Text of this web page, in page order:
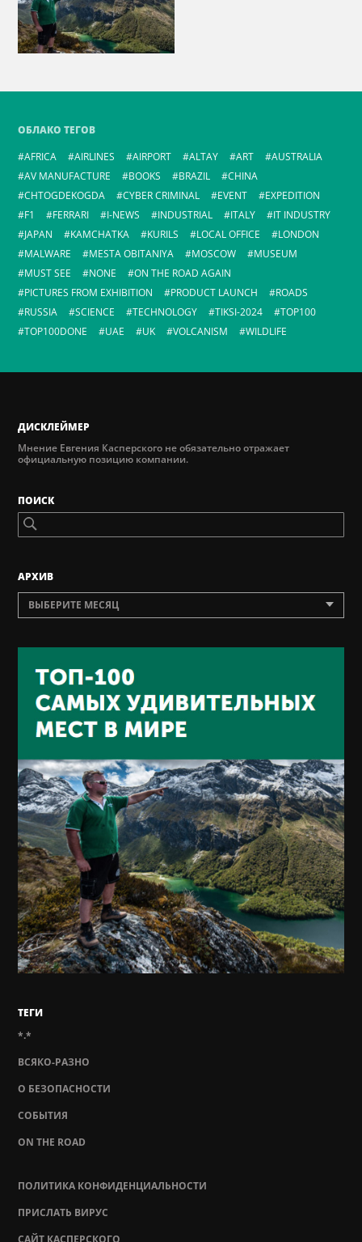
ОБЛАКО ТЕГОВ
AFRICA
AIRLINES AIRPORT ALTAY ART
AUSTRALIA
AV MANUFACTURE
BOOKS BRAZIL
CHINA
CHTOGDEKOGDA
CYBER CRIMINAL EVENT
EXPEDITION
F1
FERRARI I-NEWS INDUSTRIAL ITALY
IT INDUSTRY
JAPAN
KAMCHATKA KURILS LOCAL OFFICE
LONDON
MALWARE
MESTA OBITANIYA MOSCOW
MUSEUM
MUST SEE
NONE
ON THE ROAD AGAIN
PICTURES FROM EXHIBITION
PRODUCT LAUNCH
ROADS
RUSSIA
SCIENCE TECHNOLOGY TIKSI-2024
TOP100
TOP100DONE
UAE UK VOLCANISM WILDLIFE
ДИСКЛЕЙМЕР
Мнение Евгения Касперского не обязательно отражает
официальную позицию компании.
ПОИСК
AРХИВ
ВЫБЕРИТЕ МЕСЯЦ
ТЕГИ
*.*
ВСЯКО-РАЗНО
О БЕЗОПАСНОСТИ
СОБЫТИЯ
ON THE ROAD
ПОЛИТИКА КОНФИДЕНЦИАЛЬНОСТИ
ПРИСЛАТЬ ВИРУС